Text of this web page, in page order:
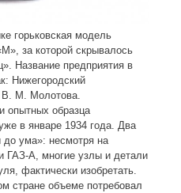
горьковская модель
за которой скрывалось
Название предприятия в
Нижегородский
В. М. Молотова.
опытных образца
в январе 1934 года. Два
до ума»: несмотря на
ГАЗ-А, многие узлы и детали
фактически изобретать.
стране объеме потребовал